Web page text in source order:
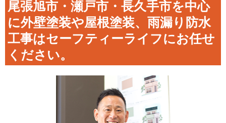
尾張旭市・瀬戸市・長久手市を中心
に外壁塗装や屋根塗装、雨漏り防水
工事はセーフティーライフにお任せ
ください。